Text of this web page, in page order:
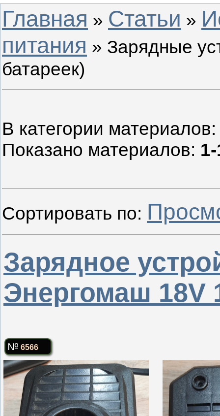
Главная » Статьи »
питания » Зарядные
батареек)
В категории материалов
Показано материалов:
Сортировать по:
Зарядное
Энергомаш 18V
6566